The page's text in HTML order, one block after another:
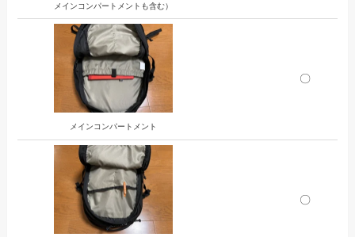
メインコンパートメントも含む）
メインコンパートメント
〇
〇